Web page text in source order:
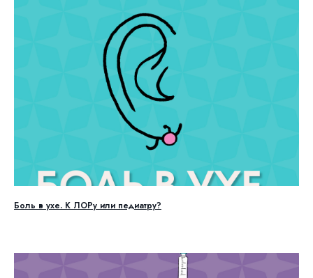
Боль в ухе. К ЛОРу или педиатру?